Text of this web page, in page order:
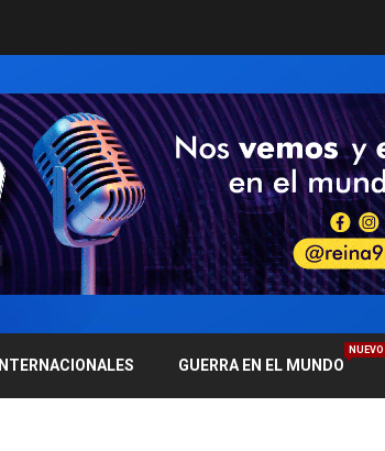
INTERNACIONALES GUERRA EN EL MUNDO
NUEVO